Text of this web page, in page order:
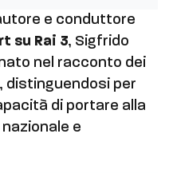
e conduttore
su Rai 3, Sigfrido
nel racconto dei
distinguendosi per
di portare alla
e